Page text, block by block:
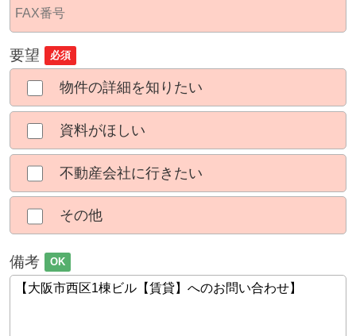
要望 必須
物件の詳細を知りたい
資料がほしい
不動産会社に行きたい
その他
備考 OK